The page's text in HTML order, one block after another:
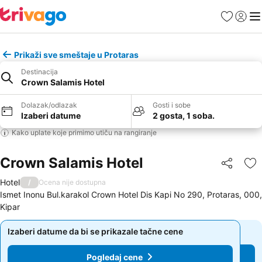
FavoritiPrijavi
Prikaži sve smeštaje u Protaras
Destinacija
Crown Salamis Hotel
Dolazak/odlazak
Izaberi datume
Gosti i sobe
2 gosta, 1 soba.
Kako uplate koje primimo utiču na rangiranje
Crown Salamis Hotel Deli
Hotel / Ocena nije dostupna
Ismet Inonu Bul.karakol Crown Hotel Dis Kapi No 290, Protaras, 000,
Kipar
Izaberi datume da bi se prikazale tačne cene
Pogledaj cene
Izaberi datume da bi se prikazale tačne cene
Pogledaj cene